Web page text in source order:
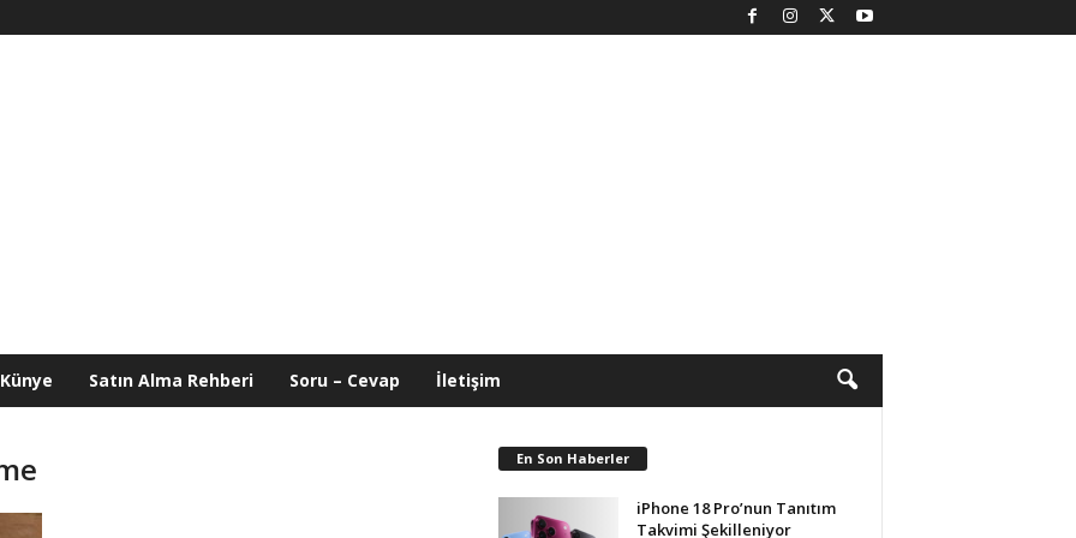
Künye Satın Alma Rehberi Soru – Cevap İletişim
En Son Haberler
iPhone 18 Pro’nun Tanıtım
Takvimi Şekilleniyor